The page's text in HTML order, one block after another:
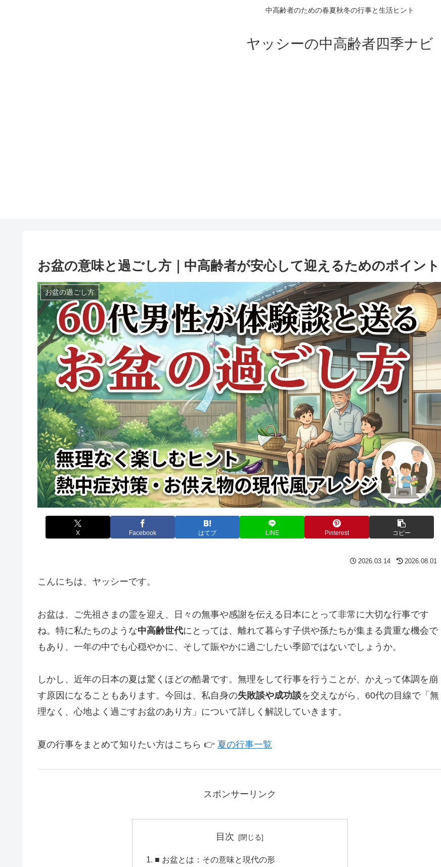
中高齢者のための春夏秋冬の行事と生活ヒント
ヤッシーの中高齢者四季ナビ
お盆の意味と過ごし方｜中高齢者が安心して迎えるためのポイント
お盆の過ごし方
X Facebook はてブ LINE Pinterest コピー
2026.03.14 2026.08.01
こんにちは、ヤッシーです。
お盆は、ご先祖さまの霊を迎え、日々の無事や感謝を伝える日本にとって非常に大切な行事です
ね。特に私たちのような中高齢世代にとっては、離れて暮らす子供や孫たちが集まる貴重な機会で
もあり、一年の中でも心穏やかに、そして賑やかに過ごしたい季節ではないでしょうか。
しかし、近年の日本の夏は驚くほどの酷暑です。無理をして行事を行うことが、かえって体調を崩
す原因になることもあります。今回は、私自身の失敗談や成功談を交えながら、60代の目線で「無
理なく、心地よく過ごすお盆のあり方」について詳しく解説していきます。
夏の行事をまとめて知りたい方はこちら 👉 夏の行事一覧
スポンサーリンク
目次
■ お盆とは：その意味と現代の形